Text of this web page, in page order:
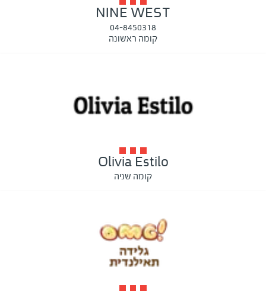
NINE WEST
04-8450318
קומה ראשונה
Olivia Estilo
קומה שניה